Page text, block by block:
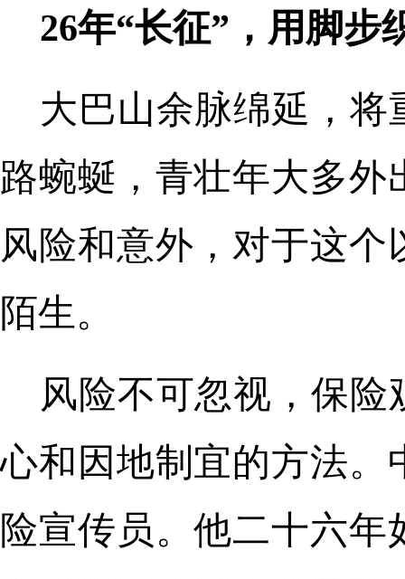
26年“长征”，用脚步
大巴山余脉绵延，
路蜿蜒，青壮年大多
风险和意外，对于这
陌生。
风险不可忽视，保
心和因地制宜的方法。
险宣传员。他二十六